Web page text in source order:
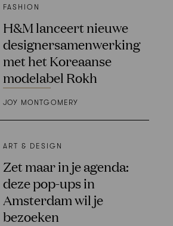
FASHION
H&M lanceert nieuwe
designersamenwerking
met het Koreaanse
modelabel Rokh
JOY MONTGOMERY
ART & DESIGN
Zet maar in je agenda:
deze pop-ups in
Amsterdam wil je
bezoeken